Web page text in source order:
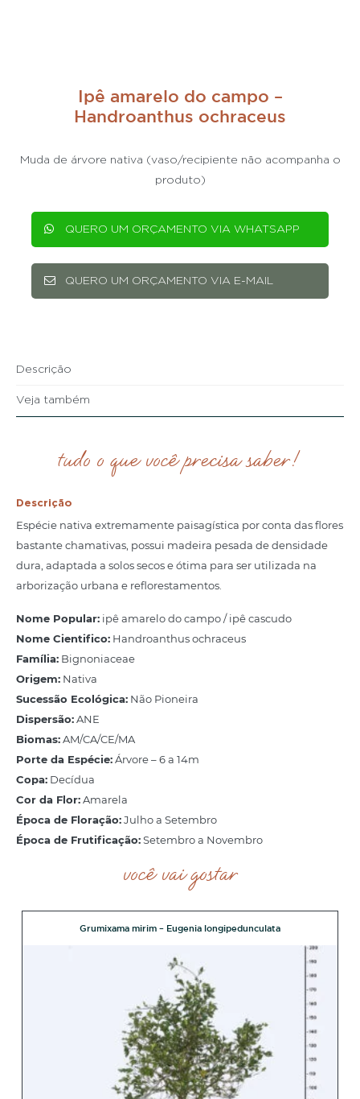
Ipê amarelo do campo –
Handroanthus ochraceus
Muda de árvore nativa (vaso/recipiente não acompanha o
produto)
QUERO UM ORÇAMENTO VIA WHATSAPP
QUERO UM ORÇAMENTO VIA E-MAIL
Descrição
Veja também
tudo o que você precisa saber!
Descrição
Espécie nativa extremamente paisagística por conta das flores
bastante chamativas, possui madeira pesada de densidade
dura, adaptada a solos secos e ótima para ser utilizada na
arborização urbana e reflorestamentos.
Nome Popular: ipê amarelo do campo / ipê cascudo
Nome Cientifico: Handroanthus ochraceus
Família: Bignoniaceae
Origem: Nativa
Sucessão Ecológica: Não Pioneira
Dispersão:ANE
Biomas:AM/CA/CE/MA
Porte da Espécie:Árvore – 6 a 14m
Copa: Decídua
Cor da Flor:Amarela
Época de Floração:Julho a Setembro
Época de Frutificação:Setembro a Novembro
você vai gostar
Grumixama mirim – Eugenia longipedunculata